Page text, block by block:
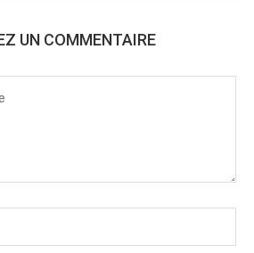
UN COMMENTAIRE